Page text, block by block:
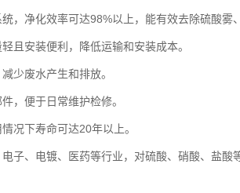
，净化效率可达98%以上，能有效去除硫酸雾
且安装便利，降低运输和安装成本。
少废水产生和排放。
，便于日常维护检修。
况下寿命可达20年以上。
子、电镀、医药等行业，对硫酸、硝酸、盐酸